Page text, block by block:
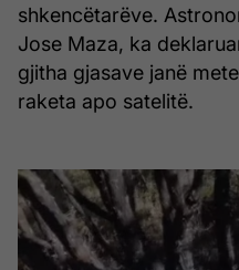
shkencëtarëve.
Jose Maza, ka
gjitha gjasave janë
raketa apo satelitë.